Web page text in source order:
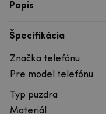
Popis
Špecifikácia
Značka telefónu
Pre model telefónu
Typ puzdra
Materiál